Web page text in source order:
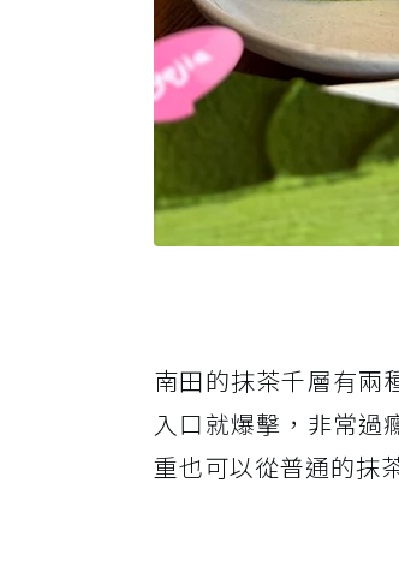
南田的抹茶千層有兩
入口就爆擊，非常過
重也可以從普通的抹